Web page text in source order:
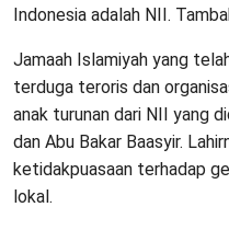
Indonesia adalah NII.
Jamaah Islamiyah yang
terduga teroris dan
anak turunan dari NII yang
dan Abu Bakar Baasyir.
ketidakpuasaan terhadap
lokal.